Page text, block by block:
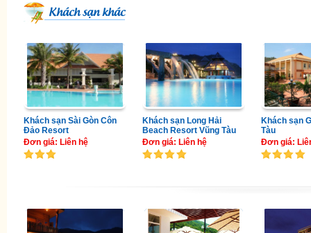
Khách sạn khác
Khách sạn Sài Gòn Côn
Đảo Resort
Đơn giá: Liên hệ
Khách sạn Long Hải
Beach Resort Vũng Tàu
Đơn giá: Liên hệ
Khách sạn
Tàu
Đơn giá: